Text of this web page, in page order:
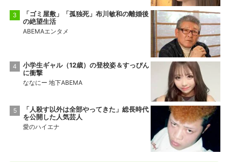
「ゴミ屋敷」「孤独死」布川敏和の離婚後
の絶望生活
ABEMAエンタメ
小学生ギャル（12歳）の登校姿＆すっぴん
に衝撃
ななにー 地下ABEMA
「人殺す以外は全部やってきた」総長時代
を公開した人気芸人
愛のハイエナ